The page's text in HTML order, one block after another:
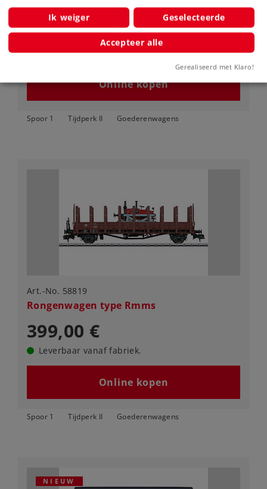
Rongenwagen Rmms
399,00 €
Leverbaar vanaf fabriek.
Online kopen
Spoor 1 Tijdperk II Goederenwagens
Art.-No. 58819
Rongenwagen type Rmms
399,00 €
Leverbaar vanaf fabriek.
Online kopen
Spoor 1 Tijdperk II Goederenwagens
NIEUW
Ik weiger Geselecteerde
Accepteer alle
Gerealiseerd met Klaro!